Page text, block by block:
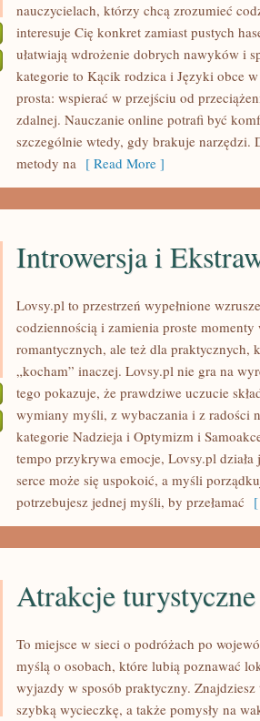
nauczycielach, którzy chcą zrozumieć
interesuje Cię konkret zamiast pustych
ułatwiają wdrożenie dobrych nawyków i
kategorie to Kącik rodzica i Języki obce
prosta: wspierać w przejściu od
zdalnej. Nauczanie online potrafi być
szczególnie wtedy, gdy brakuje narzędzi.
metody na [ Read More ]
Introwersja i
Lovsy.pl to przestrzeń wypełnione
codziennością i zamienia proste
romantycznych, ale też dla praktycznych,
„kocham” inaczej. Lovsy.pl nie gra na
tego pokazuje, że prawdziwe uczucie
wymiany myśli, z wybaczania i z radości
kategorie Nadzieja i Optymizm i
tempo przykrywa emocje, Lovsy.pl
serce może się uspokoić, a myśli
potrzebujesz jednej myśli, by przełamać
Atrakcje turystyczne
To miejsce w sieci o podróżach po
myślą o osobach, które lubią poznawać
wyjazdy w sposób praktyczny.
szybką wycieczkę, a także pomysły na